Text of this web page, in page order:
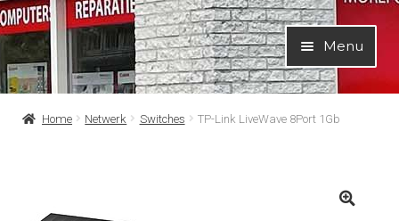
Ga
door
naar
navigatie
Ga
naar
de
inhoud
Menu
Home Netwerk Switches TP-Link LiveWave 8Port 1Gb